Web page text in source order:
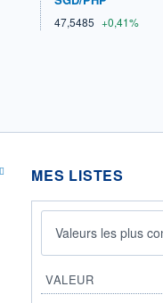
47,5485 +0,41%
MES LISTES
Valeurs les plus
VALEUR